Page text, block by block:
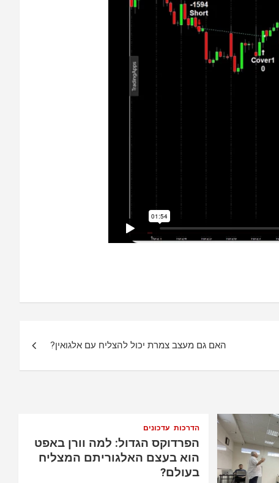
האם גם מעצב צמרת יכול להצליח עם אלגואין?
הדרכות עדכונים
הפרדוקס הגדול: למה וורן באפט
הוא בעצם האלגוריתם המצליח
בעולם?